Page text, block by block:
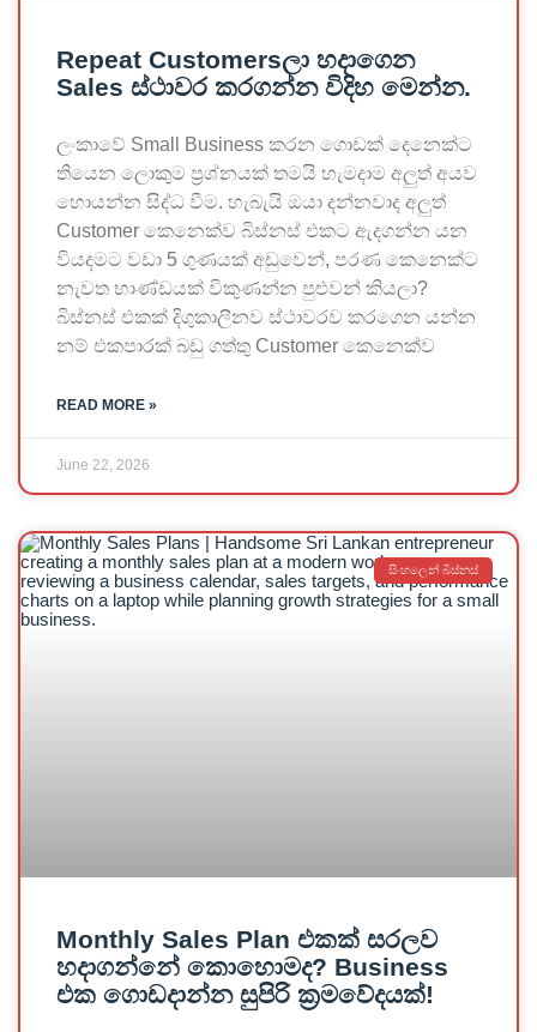
Repeat Customersලා හදාගෙන
Sales ස්ථාවර කරගන්න විදිහ මෙන්න.
ලංකාවේ Small Business කරන ගොඩක් දෙනෙක්ට
තියෙන ලොකුම ප්‍රශ්නයක් තමයි හැමදාම අලුත් අයව
හොයන්න සිද්ධ වීම. හැබැයි ඔයා දන්නවාද අලුත්
Customer කෙනෙක්ව බිස්නස් එකට ඇදගන්න යන
වියදමට වඩා 5 ගුණයක් අඩුවෙන්, පරණ කෙනෙක්ට
නැවත භාණ්ඩයක් විකුණන්න පුළුවන් කියලා?
බිස්නස් එකක් දිගුකාලීනව ස්ථාවරව කරගෙන යන්න
නම් එකපාරක් බඩු ගත්තු Customer කෙනෙක්ව
READ MORE »
June 22, 2026
සිංහලෙන් බිස්නස්
Monthly Sales Plan එකක් සරලව
හදාගන්නේ කොහොමද? Business
එක ගොඩදාන්න සුපිරි ක්‍රමවේදයක්!